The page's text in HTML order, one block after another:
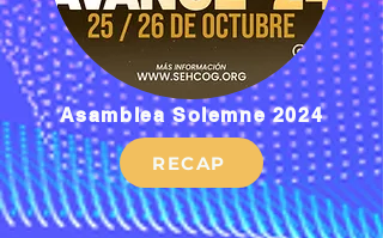
Asamblea Solemne 2024
RECAP